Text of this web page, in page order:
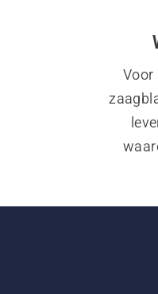
Voor